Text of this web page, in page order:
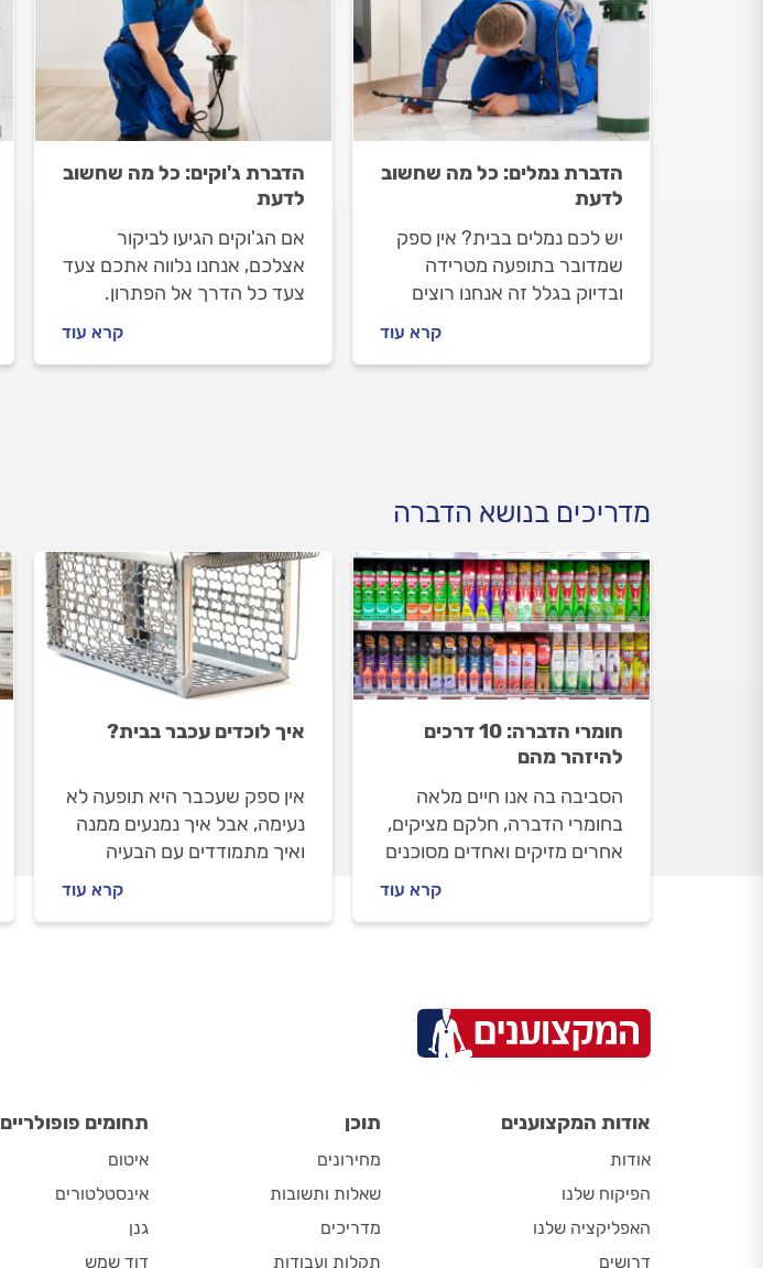
הדברת נמלים: כל מה שחשוב
לדעת
יש לכם נמלים בבית? אין ספק
שמדובר בתופעה מטרידה
ובדיוק בגלל זה אנחנו רוצים
מה עושים לפני שמזמינים
מדביר וכמה תעלה לכם
קרא עוד
הדברת ג'וקים: כל מה שחשוב
לדעת
אם הג'וקים הגיעו לביקור
אצלכם, אנחנו נלווה אתכם צעד
צעד כל הדרך אל הפתרון.
נקי מג'וקים, מה חשוב לדעת
לפני שמזמינים מדביר וכמה זה
קרא עוד
מדריכים בנושא הדברה
חומרי הדברה: 10 דרכים
להיזהר מהם
הסביבה בה אנו חיים מלאה
בחומרי הדברה, חלקם מציקים,
אחרים מזיקים ואחדים מסוכנים
לכם להשתמש בהם בתבונה
קרא עוד
איך לוכדים עכבר בבית?
אין ספק שעכבר היא תופעה לא
נעימה, אבל איך נמנעים ממנה
ואיך מתמודדים עם הבעיה
קרא עוד
אודות המקצוענים
אודות
הפיקוח שלנו
האפליקציה שלנו
דרושים
תוכן
מחירונים
שאלות ותשובות
מדריכים
תקלות ועבודות
תחומים פופולריים
איטום
אינסטלטורים
גנן
דוד שמש